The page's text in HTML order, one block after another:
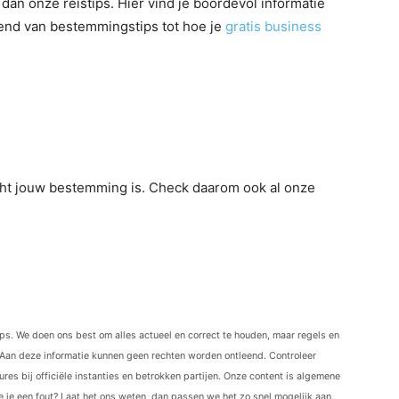
onze reistips. Hier vind je boordevol informatie
van bestemmingstips tot hoe je gratis business
jouw bestemming is. Check daarom ook al onze
We doen ons best om alles actueel en correct te houden, maar regels en
deze informatie kunnen geen rechten worden ontleend. Controleer
bij officiële instanties en betrokken partijen. Onze content is algemene